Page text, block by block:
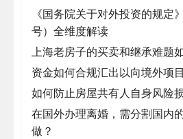
《国务院关于对外投资的规定
号）全维度解读
上海老房子的买卖和继承难题
资金如何合规汇出以向境外项
如何防止房屋共有人自身风险
在国外办理离婚，需分割国内
做？